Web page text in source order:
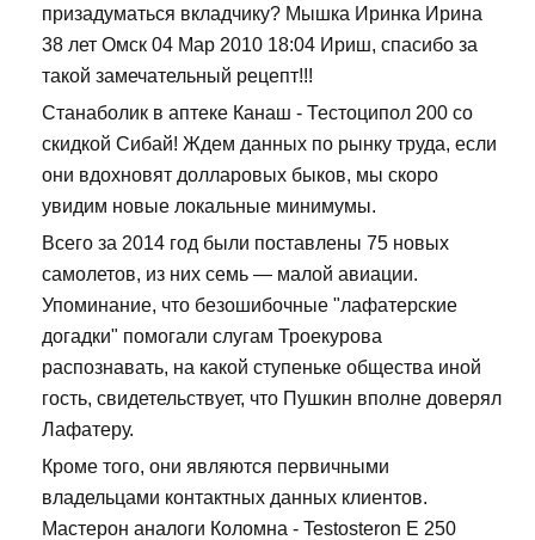
призадуматься вкладчику? Мышка Иринка Ирина
38 лет Омск 04 Мар 2010 18:04 Ириш, спасибо за
такой замечательный рецепт!!!
Станаболик в аптеке Канаш - Тестоципол 200 со
скидкой Сибай! Ждем данных по рынку труда, если
они вдохновят долларовых быков, мы скоро
увидим новые локальные минимумы.
Всего за 2014 год были поставлены 75 новых
самолетов, из них семь — малой авиации.
Упоминание, что безошибочные "лафатерские
догадки" помогали слугам Троекурова
распознавать, на какой ступеньке общества иной
гость, свидетельствует, что Пушкин вполне доверял
Лафатеру.
Кроме того, они являются первичными
владельцами контактных данных клиентов.
Мастерон аналоги Коломна - Testosteron E 250